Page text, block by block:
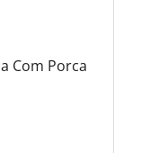
Com Porca